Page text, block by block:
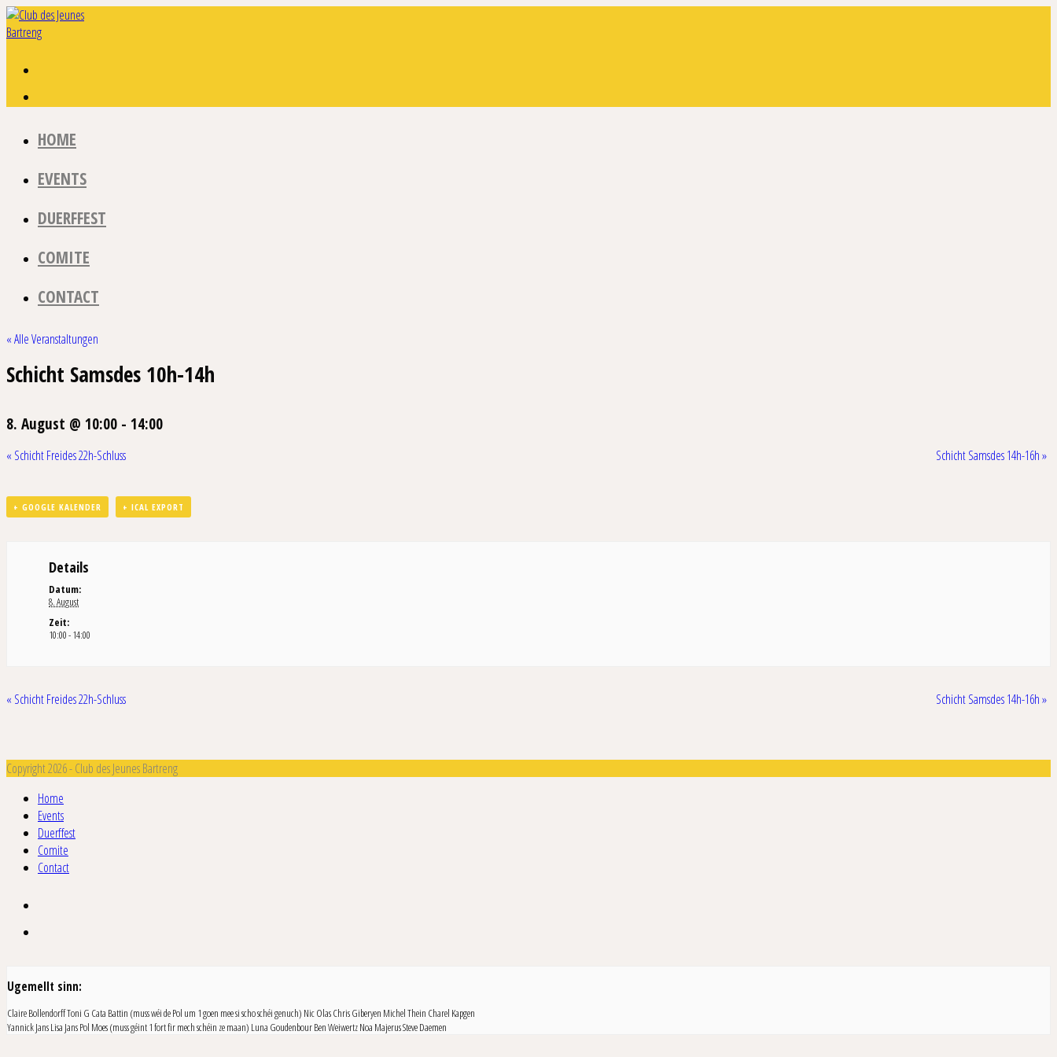
Zum
Inhalt
HOME
EVENTS
DUERFFEST
COMITE
CONTACT
« Alle Veranstaltungen
Schicht Samsdes 10h-14h
8. August @ 10:00 - 14:00
« Schicht Freides 22h-Schluss Schicht Samsdes 14h-16h»
+ GOOGLE KALENDER + ICAL EXPORT
Details
Datum:
8. August
Zeit:
10:00 - 14:00
« Schicht Freides 22h-Schluss Schicht Samsdes 14h-16h»
Copyright 2026 - Club des Jeunes Bartreng
Home
Events
Duerffest
Comite
Contact
Ugemellt sinn:
Claire BollendorffToni G Cata Battin (muss wéi de Pol um 1 goen mee si scho schéi genuch) Nic OlasChris Giberyen Michel Thein Charel Kapgen
Yannick JansLisa JansPol Moes (muss géint 1 fort fir mech schéin ze maan) Luna GoudenbourBen WeiwertzNoa MajerusSteve Daemen